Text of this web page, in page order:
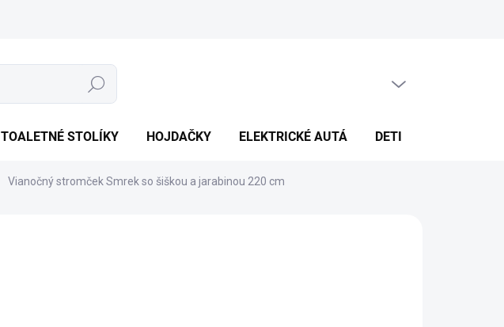
Hľadať
TOALETNÉ STOLÍKY HOJDAČKY ELEKTRICKÉ AUTÁ DETI
Vianočný stromček Smrek so šiškou a jarabinou 220 cm